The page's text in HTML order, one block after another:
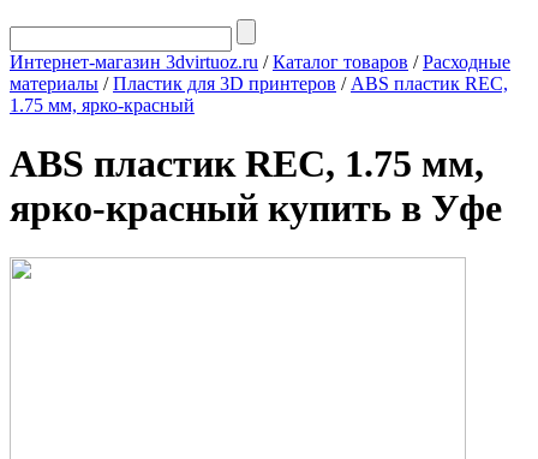
Интернет-магазин 3dvirtuoz.ru /Каталог товаров /Расходные
материалы /Пластик для 3D принтеров / ABS пластик REC,
1.75 мм, ярко-красный
ABS пластик REC, 1.75 мм,
ярко-красный купить в Уфе